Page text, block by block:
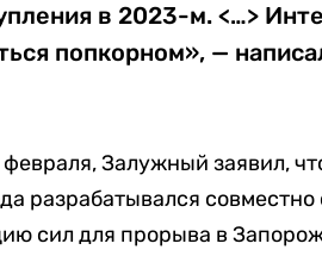
в 2023-м. <…>
попкорном», —
Залужный заявил,
разрабатывался
сил для прорыва в